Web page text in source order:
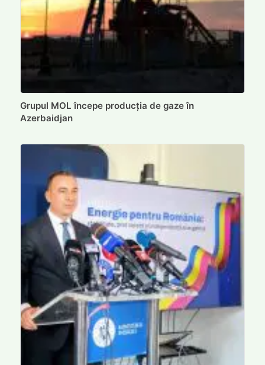
Grupul MOL începe producția de gaze în
Azerbaidjan